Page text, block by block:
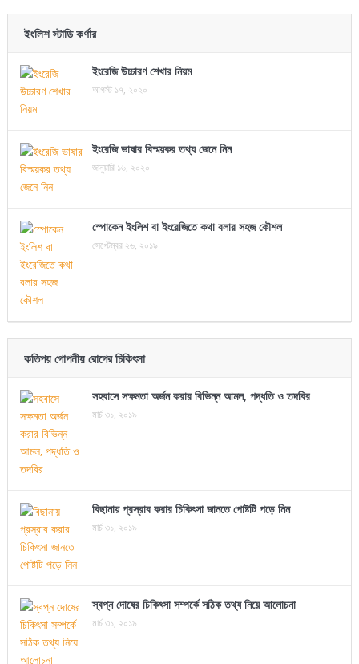
ইংলিশ স্টাডি কর্ণার
ইংরেজি উচ্চারণ শেখার নিয়ম
আগস্ট ১৭, ২০২০
ইংরেজি ভাষার বিস্ময়কর তথ্য জেনে নিন
জানুয়ারি ১৬, ২০২০
স্পোকেন ইংলিশ বা ইংরেজিতে কথা বলার সহজ কৌশল
সেপ্টেম্বর ২৬, ২০১৯
কতিপয় গোপনীয় রোগের চিকিৎসা
সহবাসে সক্ষমতা অর্জন করার বিভিন্ন আমল, পদ্ধতি ও তদবির
মার্চ ৩১, ২০১৯
বিছানায় প্রস্রাব করার চিকিৎসা জানতে পোষ্টটি পড়ে নিন
মার্চ ৩১, ২০১৯
স্বপ্ন দোষের চিকিৎসা সম্পর্কে সঠিক তথ্য নিয়ে আলোচনা
মার্চ ৩১, ২০১৯